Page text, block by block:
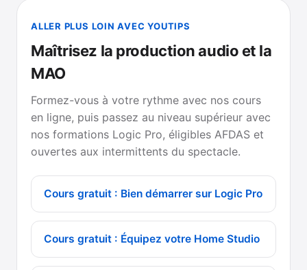
ALLER PLUS LOIN AVEC YOUTIPS
Maîtrisez la production audio et la
MAO
Formez-vous à votre rythme avec nos cours
en ligne, puis passez au niveau supérieur avec
nos formations Logic Pro, éligibles AFDAS et
ouvertes aux intermittents du spectacle.
Cours gratuit : Bien démarrer sur Logic Pro
Cours gratuit : Équipez votre Home Studio